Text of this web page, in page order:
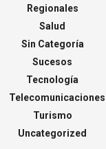
Regionales
Salud
Sin Categoría
Sucesos
Tecnología
Telecomunicaciones
Turismo
Uncategorized